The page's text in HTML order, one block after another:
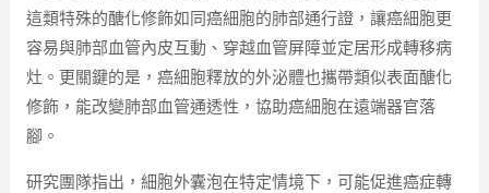
這類特殊的醣化修飾如同癌細胞的肺部通行證，讓癌細胞更
容易與肺部血管內皮互動、穿越血管屏障並定居形成轉移病
灶。更關鍵的是，癌細胞釋放的外泌體也攜帶類似表面醣化
修飾，能改變肺部血管通透性，協助癌細胞在遠端器官落
腳。
研究團隊指出，細胞外囊泡在特定情境下，可能促進癌症轉